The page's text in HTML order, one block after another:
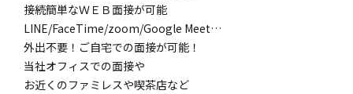
接続簡単なＷＥＢ面接が可能
LINE/FaceTime/zoom/Google Meet…
外出不要！ご自宅での面接が可能！
当社オフィスでの面接や
お近くのファミレスや喫茶店など